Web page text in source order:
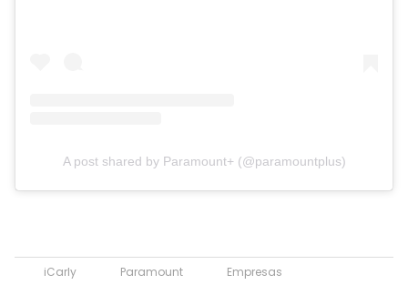
A post shared by Paramount+ (@paramountplus)
iCarly Paramount Empresas